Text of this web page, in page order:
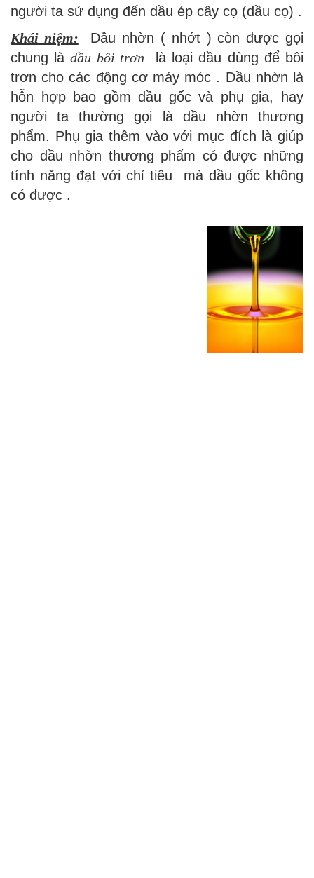
người ta sử dụng đến dầu ép cây cọ (dầu cọ) .
Khái niệm: Dầu nhờn ( nhớt ) còn được gọi
chung làdầu bôi trơn là loại dầu dùng để bôi
trơn cho các động cơ máy móc . Dầu nhờn là
hỗn hợp bao gồm dầu gốc và phụ gia, hay
người ta thường gọi là dầu nhờn thương
phẩm. Phụ gia thêm vào với mục đích là giúp
cho dầu nhờn thương phẩm có được những
tính năng đạt với chỉ tiêu mà dầu gốc không
có được .